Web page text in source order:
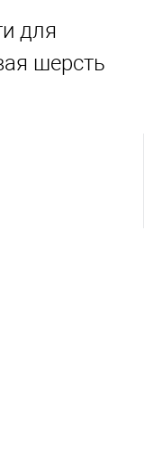
для
шерсть